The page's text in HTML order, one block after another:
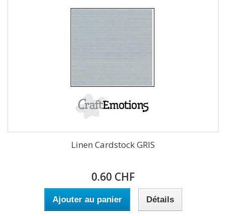
Linen Cardstock GRIS
0.60 CHF
Ajouter au panier Détails